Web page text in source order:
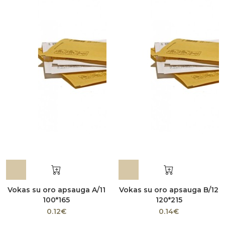
Vokas su oro apsauga A/11
100*165
0.12€
Vokas su oro apsauga B/12
120*215
0.14€